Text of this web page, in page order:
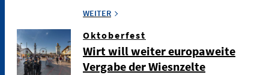
WEITER
Oktoberfest
Wirt will weiter europaweite
Vergabe der Wiesnzelte